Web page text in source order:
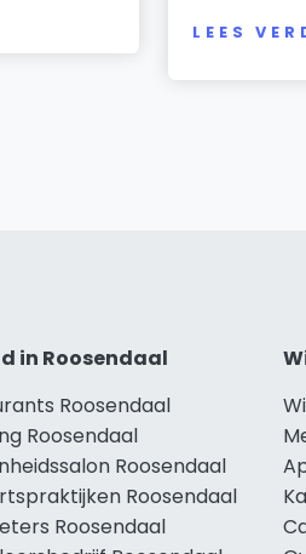
LEES
in Roosendaal
Roosendaal
Roosendaal
Roosendaal
Roosendaal
Roosendaal